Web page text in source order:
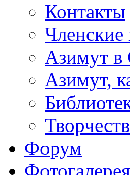
Контакты
Членские
Азимут
Азимут,
Форум